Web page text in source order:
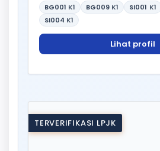
BG001 K1 BG009 K1 SI001 K1
SI004 K1
Lihat profil
TERVERIFIKASI LPJK